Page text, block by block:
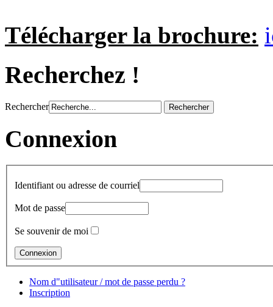
Télécharger la brochure:
Recherchez !
Rechercher
Connexion
Identifiant ou adresse de courriel
Mot de passe
Se souvenir de moi
Nom d"utilisateur / mot de passe perdu ?
Inscription